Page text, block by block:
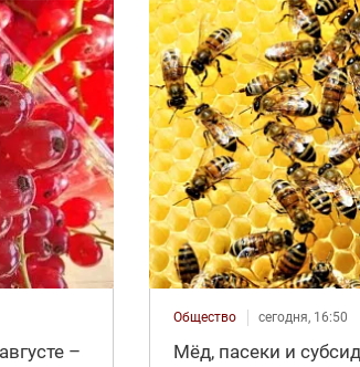
–
Общество сегодня, 16:50
Мёд, пасеки и